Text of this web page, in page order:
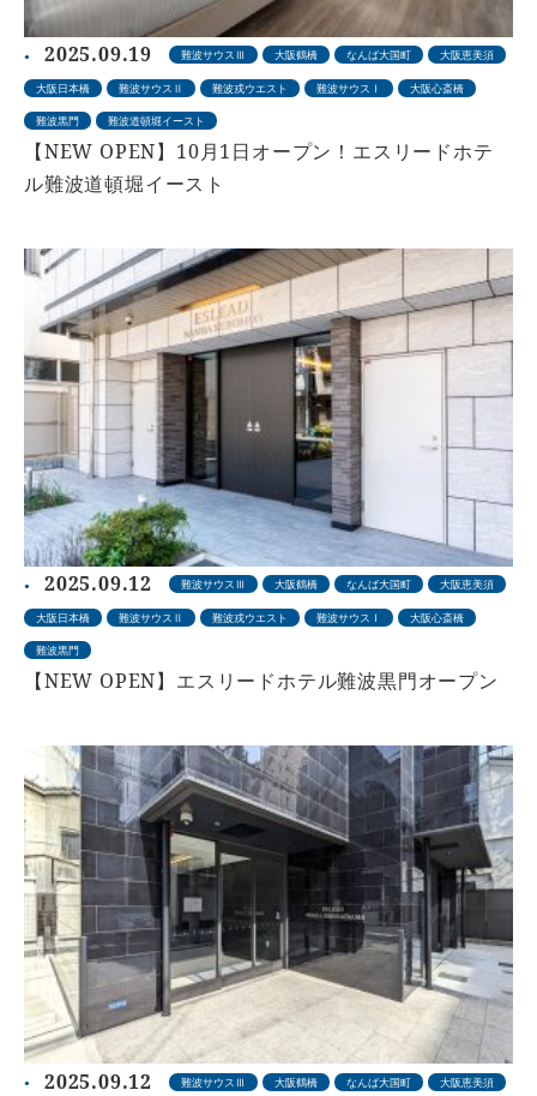
2025.09.19 難波サウスⅢ 大阪鶴橋 なんば大国町 大阪恵美須
大阪日本橋 難波サウスⅡ 難波戎ウエスト 難波サウスⅠ 大阪心斎橋
難波黒門 難波道頓堀イースト
【NEW OPEN】10月1日オープン！エスリードホテ
ル難波道頓堀イースト
2025.09.12 難波サウスⅢ 大阪鶴橋 なんば大国町 大阪恵美須
大阪日本橋 難波サウスⅡ 難波戎ウエスト 難波サウスⅠ 大阪心斎橋
難波黒門
【NEW OPEN】エスリードホテル難波黒門オープン
2025.09.12 難波サウスⅢ 大阪鶴橋 なんば大国町 大阪恵美須